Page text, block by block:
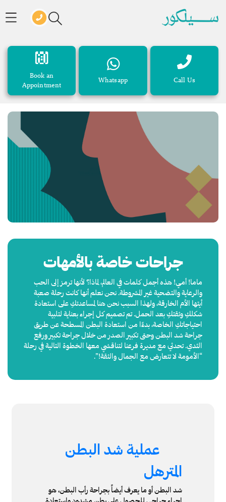
Call Us
Whatsapp
Book an
Appointment
جراحات خاصة بالأمهات
ماما! أمي! هذه أجمل كلمات في العالم، لماذا؟ لأنها ترمز إلى الحب
والرعاية والتضحية غير المشروطة. نحن نعلم أنها كانت رحلة صعبة
أيتها الأم الخارقة، ولهذا السبب نحن هنا لمساعدتكِ على استعادة
شكلكِ وثقتكِ بعد الحمل. تم تصميم كل إجراء بعناية لتلبية
احتياجاتكِ الخاصة، بدءًا من استعادة البطن المسطحة عن طريق
جراحة شد البطن وحتى تكبير الصدر من خلال جراحة تكبير ورفع
الثدي. تحدثي مع مديرة فرعنا لتناقشي معها الخطوة التالية في رحلة
“الأمومة لا تتعارض مع الجمال والثقة!”.
عملية شد البطن
المترهل
شد البطن أو ما يعرف أيضاً بجراحة رأب البطن، هو